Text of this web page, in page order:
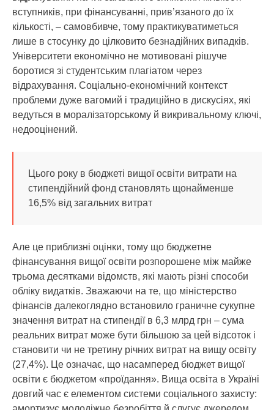
вступників, при фінансуванні, прив’язаного до їх
кількості, – самовбивче, тому практикуватиметься
лише в стосунку до цілковито безнадійних випадків.
Університети економічно не мотивовані рішуче
боротися зі студентським плагіатом через
відрахування. Соціально-економічний контекст
проблеми дуже вагомий і традиційно в дискусіях, які
ведуться в моралізаторському й викривальному ключі,
недооцінений.
Цього року в бюджеті вищої освіти витрати на
стипендійний фонд становлять щонайменше
16,5% від загальних витрат
Але це приблизні оцінки, тому що бюджетне
фінансування вищої освіти розпорошене між майже
трьома десятками відомств, які мають різні способи
обліку видатків. Зважаючи на те, що міністерство
фінансів далекоглядно встановило граничне сукупне
значення витрат на стипендії в 6,3 млрд грн – сума
реальних витрат може бути більшою за цей відсоток і
становити чи не третину річних витрат на вищу освіту
(27,4%). Це означає, що насамперед бюджет вищої
освіти є бюджетом «проїдання». Вища освіта в Україні
довгий час є елементом системи соціального захисту: